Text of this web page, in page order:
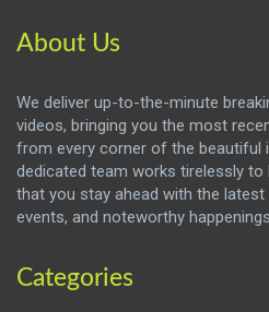
About Us
We deliver up-to-the-minute
videos, bringing you the most
from every corner of the beautiful
dedicated team works tirelessly to
that you stay ahead with the
events, and noteworthy
Categories